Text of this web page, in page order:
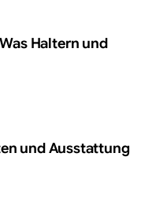
Haltern und
und Ausstattung